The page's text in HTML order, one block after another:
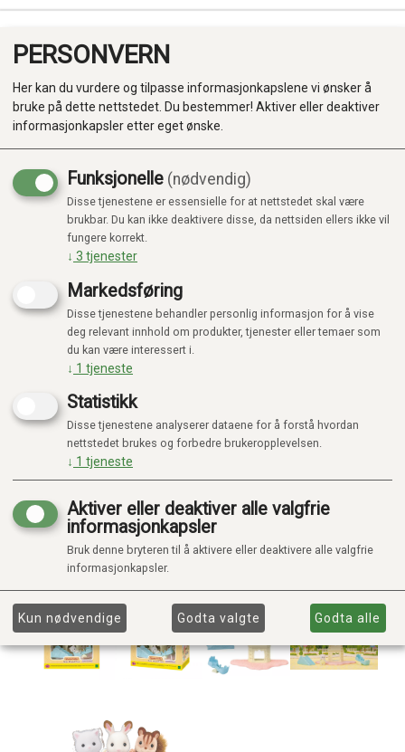
Produkter
Kategorier
Kampanje
PERSONVERN
Her kan du vurdere og tilpasse informasjonkapslene vi ønsker å
bruke på dette nettstedet. Du bestemmer! Aktiver eller deaktiver
informasjonkapsler etter eget ønske.
Funksjonelle (nødvendig)
Disse tjenestene er essensielle for at nettstedet skal være
brukbar. Du kan ikke deaktivere disse, da nettsiden ellers ikke vil
fungere korrekt.
↓ 3 tjenester
Markedsføring
Disse tjenestene behandler personlig informasjon for å vise
deg relevant innhold om produkter, tjenester eller temaer som
du kan være interessert i.
↓ 1 tjeneste
Statistikk
Disse tjenestene analyserer dataene for å forstå hvordan
nettstedet brukes og forbedre brukeropplevelsen.
↓ 1 tjeneste
Aktiver eller deaktiver alle valgfrie
informasjonkapsler
Bruk denne bryteren til å aktivere eller deaktivere alle valgfrie
informasjonkapsler.
Kun nødvendige Godta valgte Godta alle